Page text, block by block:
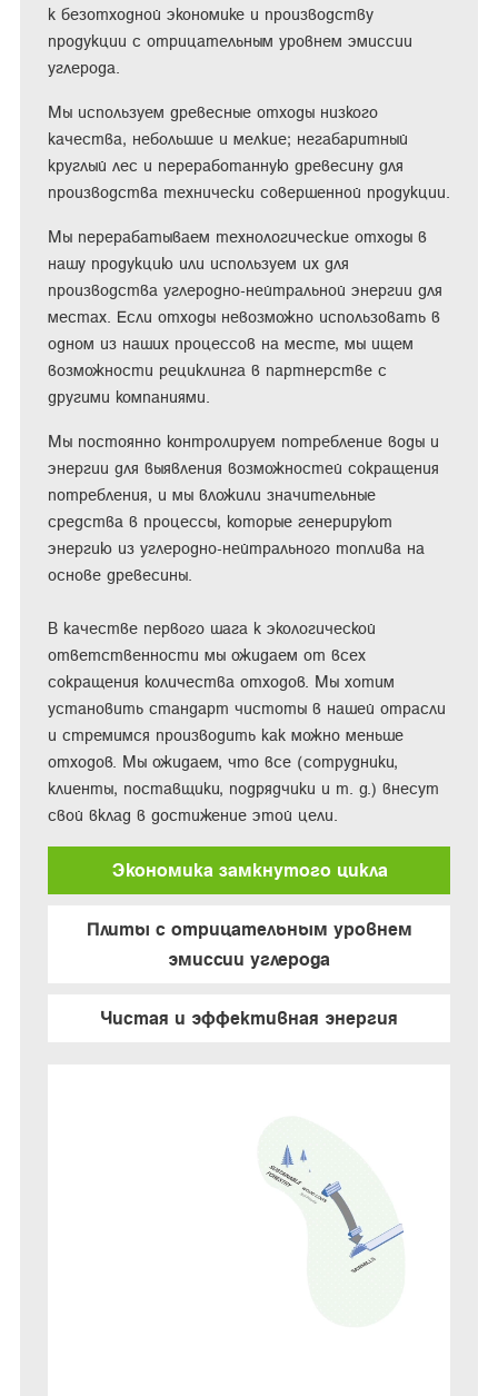
к безотходной экономике и производству
продукции с отрицательным уровнем эмиссии
углерода.
Мы используем древесные отходы низкого
качества, небольшие и мелкие; негабаритный
круглый лес и переработанную древесину для
производства технически совершенной продукции.
Мы перерабатываем технологические отходы в
нашу продукцию или используем их для
производства углеродно-нейтральной энергии для
местах. Если отходы невозможно использовать в
одном из наших процессов на месте, мы ищем
возможности рециклинга в партнерстве с
другими компаниями.
Мы постоянно контролируем потребление воды и
энергии для выявления возможностей сокращения
потребления, и мы вложили значительные
средства в процессы, которые генерируют
энергию из углеродно-нейтрального топлива на
основе древесины.
В качестве первого шага к экологической
ответственности мы ожидаем от всех
сокращения количества отходов. Мы хотим
установить стандарт чистоты в нашей отрасли
и стремимся производить как можно меньше
отходов. Мы ожидаем, что все (сотрудники,
клиенты, поставщики, подрядчики и т. д.) внесут
свой вклад в достижение этой цели.
Экономика замкнутого цикла
Плиты с отрицательным уровнем
эмиссии углерода
Чистая и эффективная энергия